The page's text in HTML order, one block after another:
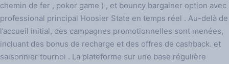
chemin de fer , poker game ) , et bouncy bargainer option avec
professional principal Hoosier State en temps réel . Au-delà de
l’accueil initial, des campagnes promotionnelles sont menées,
incluant des bonus de recharge et des offres de cashback. et
saisonnier tournoi . La plateforme sur ​​une base régulière